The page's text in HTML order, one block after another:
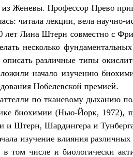
Женевы. Профессор Прево
читала лекции, вела научно-
лет Лина Штерн совместно с
несколько
описать различные типы
начало изучению
Нобелевской премией.
по тканевому дыханию
биохимии (Нью-Йорк, 1972),
и Штерн, Шардингера и
изучение влияния
в том числе и биологически